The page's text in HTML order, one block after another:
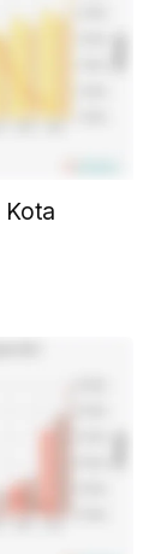
Kota